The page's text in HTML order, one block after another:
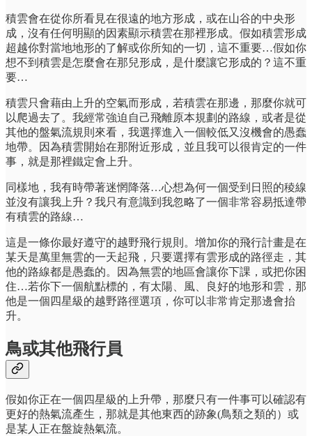
積雲會在從你所看見在很遠的地方形成，或在山谷的中央形
成，沒有任何明顯的因素顯示積雲在那裡形成。假如積雲形成
超越你對當地地形的了解或你所知的一切，這不重要…假如你
想不到積雲是怎麼會在那兒形成，是什麼讓它形成的？這不重
要…
積雲只會藉由上升的空氣而形成，若積雲在那邊，那麼你就可
以爬過去了。我經常強迫自己飛離原本規劃的路線，或者是從
其他的盤氣流規則來看，我選擇進入一個較低又沒機會的愚蠢
地帶。因為積雲開始在那附近形成，並且我可以很肯定的一件
事，就是那裡鐵定會上升。
同樣地，我有時帶著迷惘降落…心想為何一個受到日照的稜線
並沒有讓我上升？我只有意識到我忽略了一個非常容易抵達帶
有積雲的路線…
這是一條你最好遵守的越野飛行規則。增加你的飛行計畫是在
某天是萬里無雲的一天起飛，只要選擇有雲形成的路徑走，其
他的路線都是愚蠢的。因為無雲的地區會讓你下課，或把你困
住…若你下一個航點標的，有太陽、風、良好的地形和雲，那
他是一個四星級的越野路徑選項，你可以非常肯定那邊會抬
升。
鳥或其他飛行員
假如你正在一個四星級的上升帶，那麼只有一件事可以確認有
更好的熱氣流產生，那就是其他東西的跡象(鳥類之類的）或
是某人正在盤旋熱氣流。